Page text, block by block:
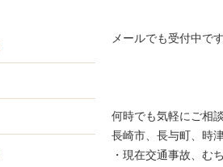
メールでも受付中で
何時でも気軽にご相
長崎市、長与町、時
・現在交通事故、む